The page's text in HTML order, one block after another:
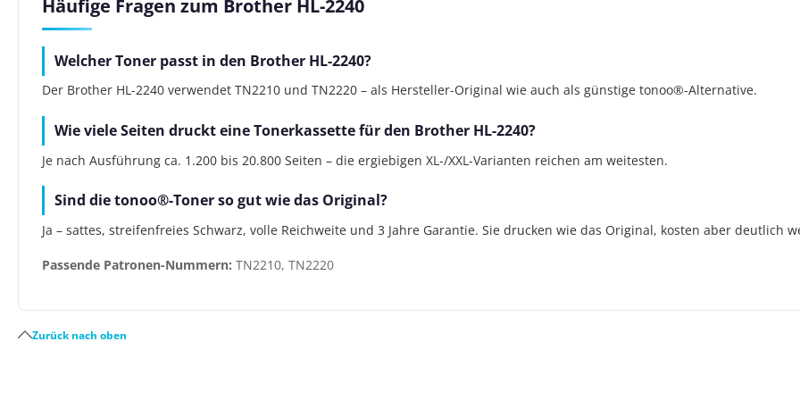
Häufige Fragen zum Brother HL-2240
Welcher Toner passt in den Brother HL-2240?
Der Brother HL-2240 verwendet TN2210 und TN2220 – als Hersteller-Original wie auch als günstige tonoo®-Alternative.
Wie viele Seiten druckt eine Tonerkassette für den Brother HL-2240?
Je nach Ausführung ca. 1.200 bis 20.800 Seiten – die ergiebigen XL-/XXL-Varianten reichen am weitesten.
Sind die tonoo®-Toner so gut wie das Original?
Ja – sattes, streifenfreies Schwarz, volle Reichweite und 3 Jahre Garantie. Sie drucken wie das Original, kosten aber deutlich
Passende Patronen-Nummern: TN2210, TN2220
Zurück nach oben